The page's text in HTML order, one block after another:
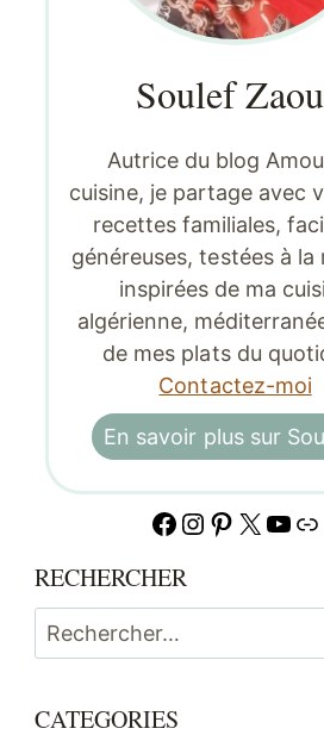
Soulef
Autrice du blog
cuisine, je partage avec
recettes familiales,
généreuses, testées à la
inspirées de ma
algérienne,
de mes plats du
Contactez-moi
En savoir plus sur
Facebook
Instagram
Pinterest
X
RECHERCHER
Rechercher :
CATEGORIES